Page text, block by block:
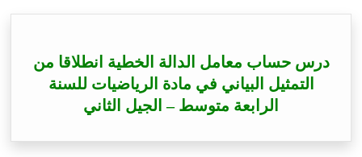
درس حساب معامل الدالة الخطية انطلاقا من
التمثيل البياني في مادة الرياضيات للسنة
الرابعة متوسط – الجيل الثاني